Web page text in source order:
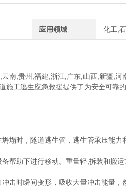
应用领域 化工,
,贵州,福建,浙江,广东,山西,新疆,河
工逃生应急救援提供了为安全可靠
时，隧道逃生管，逃生管承压能力
帮助下进行移动。重量轻,拆装和搬运
时瞬间变形，吸收大量冲击能量，